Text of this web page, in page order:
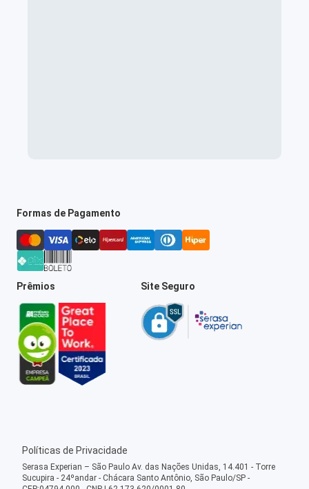
Formas de Pagamento
Prêmios Site Seguro
Políticas de Privacidade
Serasa Experian – São Paulo Av. das Nações Unidas, 14.401 - Torre
Sucupira - 24ºandar - Chácara Santo Antônio, São Paulo/SP -